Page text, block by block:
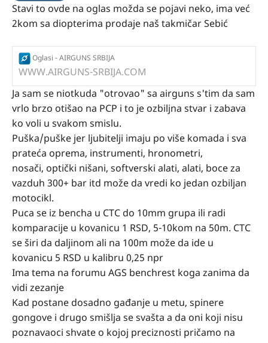
Stavi to ovde na oglas možda se pojavi neko, ima već
2kom sa diopterima prodaje naš takmičar Sebić
Oglasi - AIRGUNS SRBIJA
WWW.AIRGUNS-SRBIJA.COM
Ja sam se niotkuda "otrovao" sa airguns s'tim da sam
vrlo brzo otišao na PCP i to je ozbiljna stvar i zabava
ko voli u svakom smislu.
Puška/puške jer ljubitelji imaju po više komada i sva
prateća oprema, instrumenti, hronometri,
nosači, optički nišani, softverski alati, alati, boce za
vazduh 300+ bar itd može da vredi ko jedan ozbiljan
motocikl.
Puca se iz bencha u CTC do 10mm grupa ili radi
komparacije u kovanicu 1 RSD, 5-10kom na 50m. CTC
se širi da daljinom ali na 100m može da ide u
kovanicu 5 RSD u kalibru 0,25 npr
Ima tema na forumu AGS benchrest koga zanima da
vidi zezanje
Kad postane dosadno gađanje u metu, spinere
gongove i drugo smišlja se svašta a da oni koji nisu
poznavaoci shvate o kojoj preciznosti pričamo na